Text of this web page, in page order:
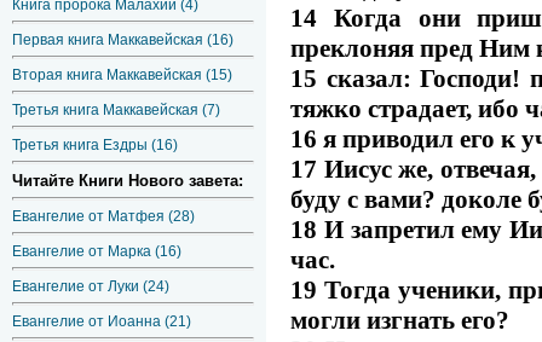
Книга пророка Малахии (4)
Первая книга Маккавейская (16)
Вторая книга Маккавейская (15)
Третья книга Маккавейская (7)
Третья книга Ездры (16)
Читайте Книги Нового завета:
Евангелие от Матфея (28)
Евангелие от Марка (16)
Евангелие от Луки (24)
Евангелие от Иоанна (21)
14 Когда они
преклоняя пред Ним
15 сказал: Господи!
тяжко страдает, ибо
16 я приводил его к
17 Иисус же,
буду с вами? доколе
18 И запретил ему
час.
19 Тогда ученики,
могли изгнать его?